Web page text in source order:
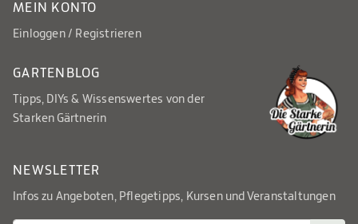
MEIN KONTO
Einloggen / Registrieren
GARTENBLOG
Tipps, DIYs & Wissenswertes von der
Starken Gärtnerin
NEWSLETTER
Infos zu Angeboten, Pflegetipps, Kursen und Veranstaltungen